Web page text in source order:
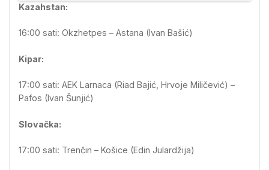
Kazahstan:
16:00 sati: Okzhetpes – Astana (Ivan Bašić)
Kipar:
17:00 sati: AEK Larnaca (Riad Bajić, Hrvoje Miličević) –
Pafos (Ivan Šunjić)
Slovačka:
17:00 sati: Trenčin – Košice (Edin Julardžija)